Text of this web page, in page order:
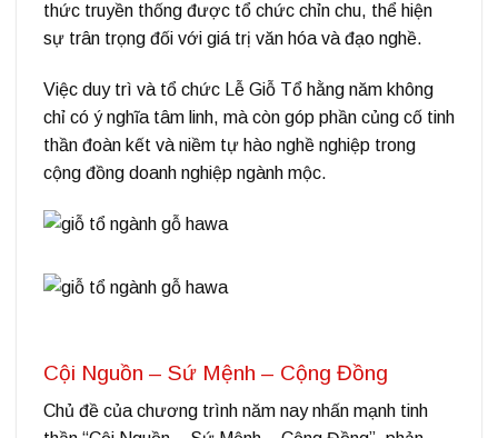
thức truyền thống được tổ chức chỉn chu, thể hiện
sự trân trọng đối với giá trị văn hóa và đạo nghề.
Việc duy trì và tổ chức Lễ Giỗ Tổ hằng năm không
chỉ có ý nghĩa tâm linh, mà còn góp phần củng cố tinh
thần đoàn kết và niềm tự hào nghề nghiệp trong
cộng đồng doanh nghiệp ngành mộc.
Cội Nguồn – Sứ Mệnh – Cộng Đồng
Chủ đề của chương trình năm nay nhấn mạnh tinh